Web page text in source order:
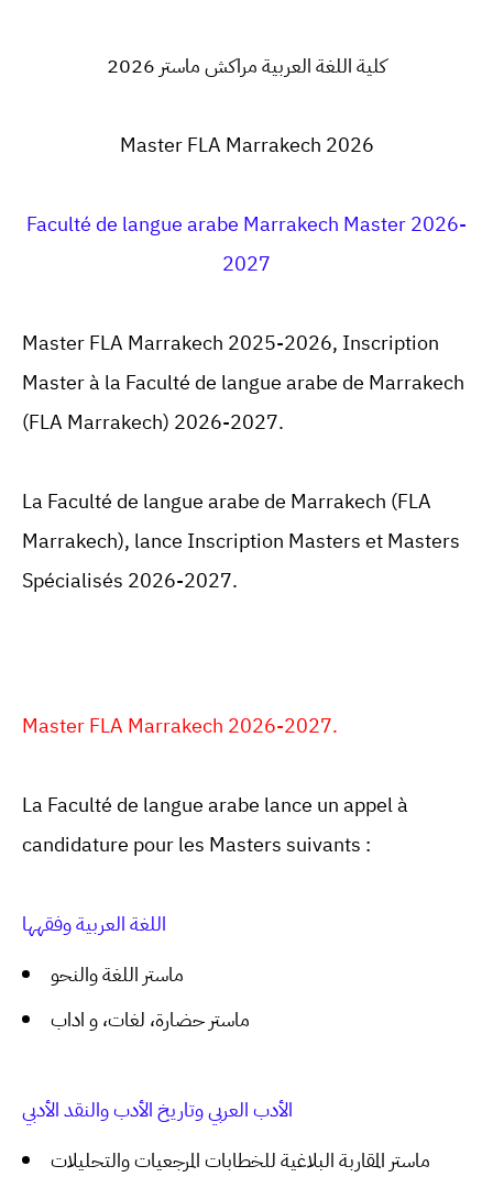
كلية اللغة العربية مراكش ماستر 2026
Master FLA Marrakech 2026
Faculté de langue arabe Marrakech Master 2026-
2027
Master FLA Marrakech 2025-2026, Inscription
Master à laFaculté de langue arabe de Marrakech
(FLA Marrakech) 2026-2027.
La Faculté de langue arabe de Marrakech (FLA
Marrakech), lance Inscription Masters et Masters
Spécialisés 2026-2027.
Master FLA Marrakech 2026-2027.
La Faculté de langue arabe lance un appel à
candidature pour les Masters suivants :
اللغة العربية وفقهها
ماستر اللغة والنحو
ماستر حضارة، لغات، و اداب
الأدب العربي وتاريخ الأدب والنقد الأدبي
ماستر المقاربة البلاغية للخطابات المرجعيات والتحليلات